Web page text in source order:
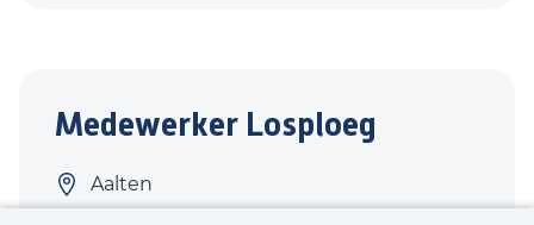
Medewerker Losploeg
Aalten